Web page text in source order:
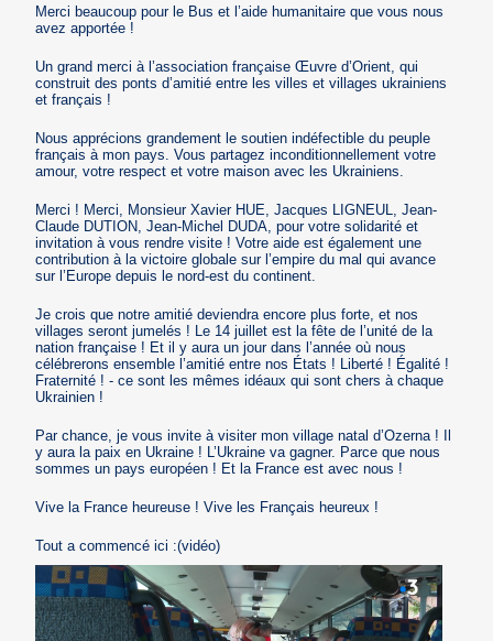
Merci beaucoup pour le Bus et l’aide humanitaire que vous nous
avez apportée !
Un grand merci à l’association française Œuvre d’Orient, qui
construit des ponts d’amitié entre les villes et villages ukrainiens
et français !
Nous apprécions grandement le soutien indéfectible du peuple
français à mon pays. Vous partagez inconditionnellement votre
amour, votre respect et votre maison avec les Ukrainiens.
Merci ! Merci, Monsieur Xavier HUE, Jacques LIGNEUL, Jean-
Claude DUTION, Jean-Michel DUDA, pour votre solidarité et
invitation à vous rendre visite ! Votre aide est également une
contribution à la victoire globale sur l’empire du mal qui avance
sur l’Europe depuis le nord-est du continent.
Je crois que notre amitié deviendra encore plus forte, et nos
villages seront jumelés ! Le 14 juillet est la fête de l’unité de la
nation française ! Et il y aura un jour dans l’année où nous
célébrerons ensemble l’amitié entre nos États ! Liberté ! Égalité !
Fraternité ! - ce sont les mêmes idéaux qui sont chers à chaque
Ukrainien !
Par chance, je vous invite à visiter mon village natal d’Ozerna ! Il
y aura la paix en Ukraine ! L’Ukraine va gagner. Parce que nous
sommes un pays européen ! Et la France est avec nous !
Vive la France heureuse ! Vive les Français heureux !
Tout a commencé ici :(vidéo)